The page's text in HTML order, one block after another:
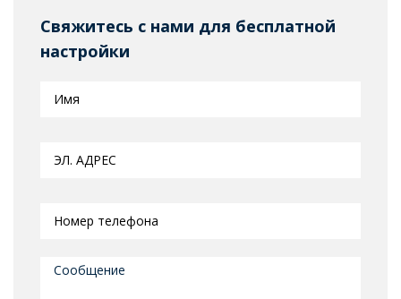
Свяжитесь с нами для бесплатной
настройки